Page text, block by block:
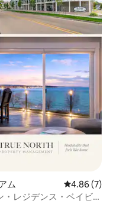
ム レビュー7
4.86 (7)
レジデンス・ベイビュ